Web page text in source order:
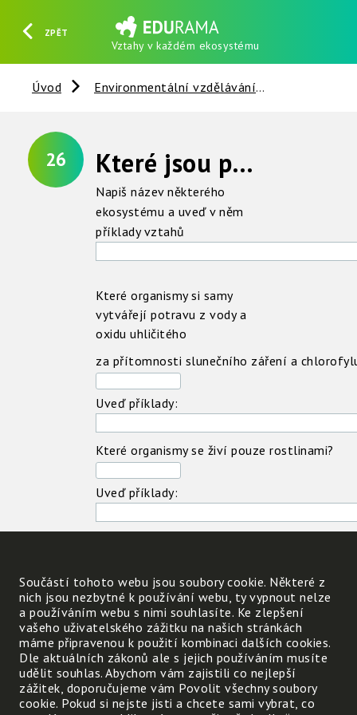
ZPĚT
Vztahy v každém ekosystému
HLEDAT REGISTROVAT PŘIHLÁSIT SE
Úvod Environmentální vzdělávání
26 Které jsou potravní vztahy v každém ekosystému ?
Napiš název některého
ekosystému a uveď v něm
příklady vztahů
Které organismy si samy
vytvářejí potravu z vody a
oxidu uhličitého
za přítomnosti slunečního záření a
Uveď příklady:
Které organismy se živí pouze rostlinami?
Uveď příklady:
Uveď příklady:
Které se živí rostlinami i jinými živočichy?
Uveď příklady:
Součástí tohoto webu jsou soubory cookie. Některé z
nich jsou nezbytné k používání webu, ty vypnout nelze
a používáním webu s nimi souhlasíte. Ke zlepšení
vašeho uživatelského zážitku na našich stránkách
máme připravenou k použití kombinaci dalších cookies.
Dle aktuálních zákonů ale s jejich používáním musíte
udělit souhlas. Abychom vám zajistili co nejlepší
zážitek, doporučujeme vám Povolit všechny soubory
cookie. Pokud si nejste jisti a chcete sami vybrat, co